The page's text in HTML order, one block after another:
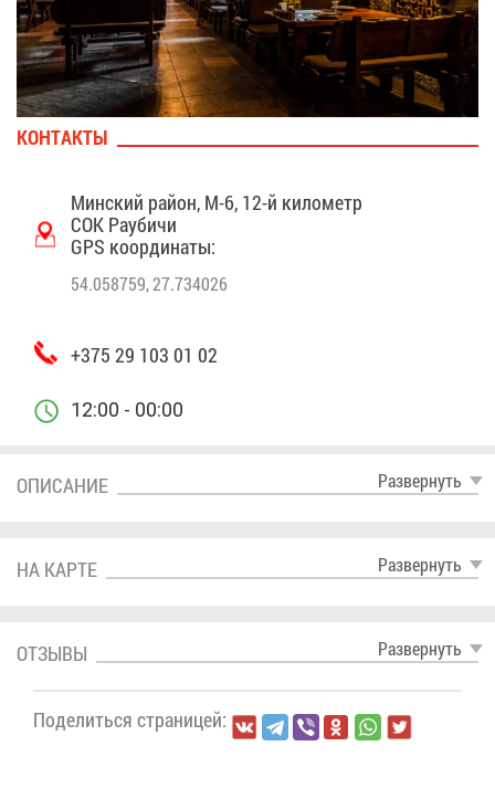
КОН­ТАК­ТЫ
Мин­ский рай­он, М-6, 12-й ки­ло­метр
СОК Рау­би­чи
GPS ко­ор­ди­на­ты:
54.058759, 27.734026
+375 29 103 01 02
12:00 - 00:00
Раз­вер­нуть
ОПИ­СА­НИЕ
Раз­вер­нуть
НА КАР­ТЕ
Раз­вер­нуть
ОТ­ЗЫ­ВЫ
По­де­лить­ся стра­ни­цей: